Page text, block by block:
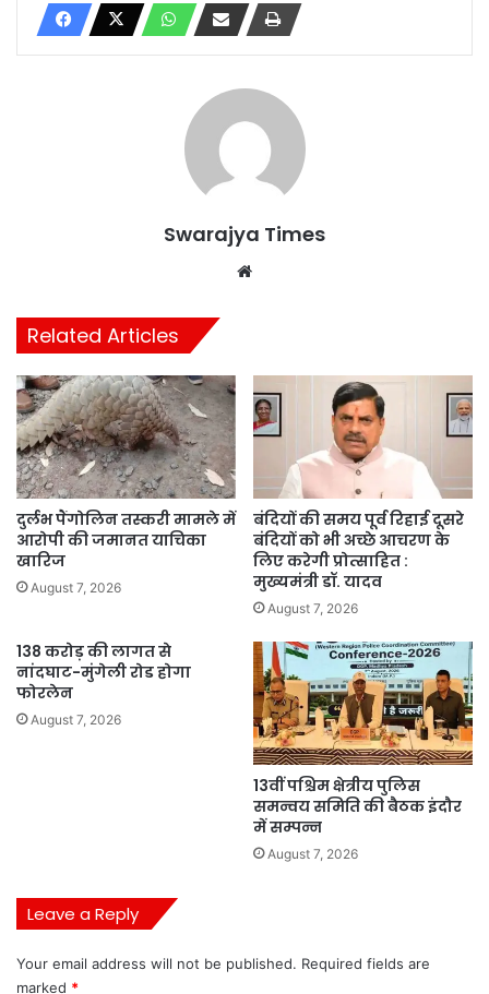
Swarajya Times
Related Articles
दुर्लभ पैंगोलिन तस्करी मामले में
आरोपी की जमानत याचिका
खारिज
August 7, 2026
बंदियों की समय पूर्व रिहाई दूसरे
बंदियों को भी अच्छे आचरण के
लिए करेगी प्रोत्साहित :
मुख्यमंत्री डॉ. यादव
August 7, 2026
138 करोड़ की लागत से
नांदघाट-मुंगेली रोड होगा
फोरलेन
August 7, 2026
13वीं पश्चिम क्षेत्रीय पुलिस
समन्वय समिति की बैठक इंदौर
में सम्पन्न
August 7, 2026
Leave a Reply
Your email address will not be published. Required fields are
marked *